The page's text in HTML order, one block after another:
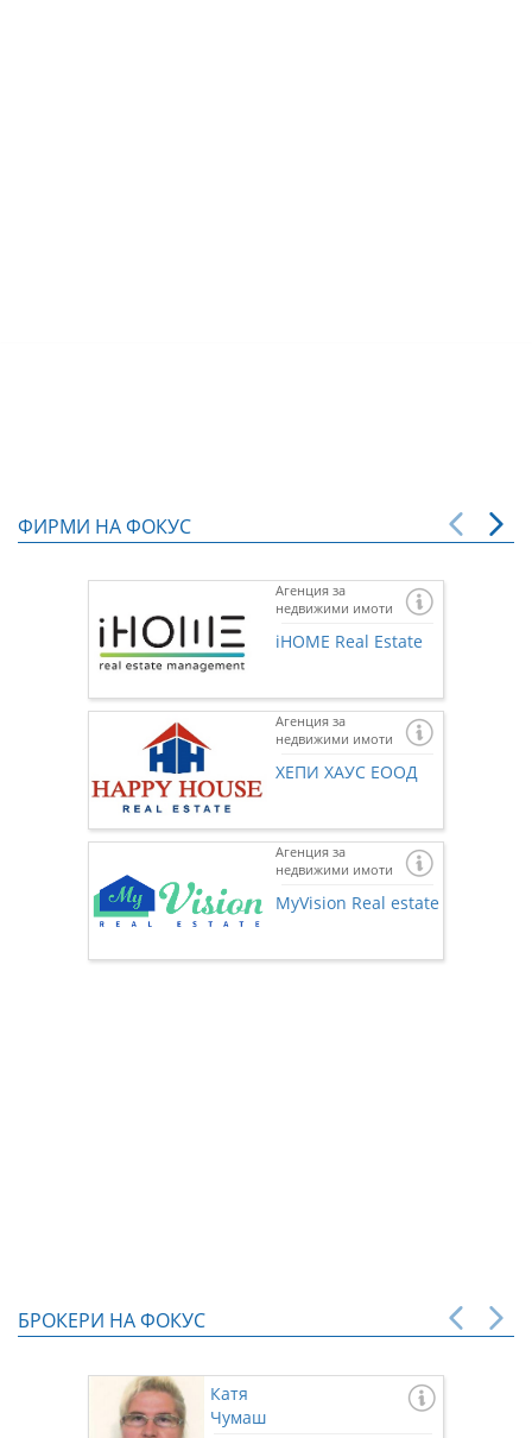
ФИРМИ НА ФОКУС
Агенция за
недвижими имоти
iHOME Real Estate
Агенция за
недвижими имоти
ХЕПИ ХАУС ЕООД
Агенция за
недвижими имоти
MyVision Real estate
БРОКЕРИ НА ФОКУС
Катя
Чумаш